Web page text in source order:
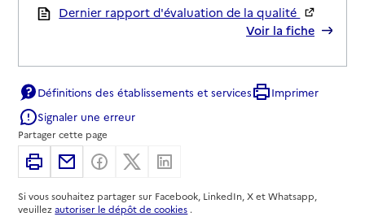
Rapport HAS
Dernier rapport d'évaluation de la qualité
Voir la fiche
Mis à jour le : 23/07/2026
Service autonomie à domicile (aide et soins)
Service du Centre Intercommunal d'Action
Sociale (CIAS)
Adresse
2 avenue des Chasseurs Alpins
73200-Albertville
Définitions des établissements et services
Imprimer
Signaler une erreur
Partager cette page
ImprimerPartager par email
Partager sur Facebook
Partager sur X
Si vous souhaitez partager sur Facebook, LinkedIn, X et Whatsapp,
veuillezautoriser le dépôt de cookies .